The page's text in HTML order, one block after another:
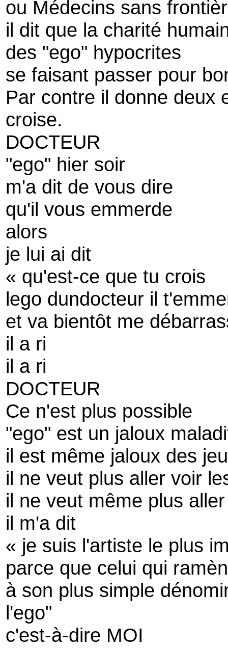
ou Médecins sans
il dit que la charité
des "ego" hypocrites
se faisant passer pour
Par contre il donne deux
croise.
DOCTEUR
"ego" hier soir
m'a dit de vous dire
qu'il vous emmerde
alors
je lui ai dit
« qu'est-ce que tu crois
lego dundocteur il
et va bientôt me
il a ri
il a ri
DOCTEUR
Ce n'est plus possible
"ego" est un jaloux
il est même jaloux des
il ne veut plus aller voir
il ne veut même plus
il m'a dit
« je suis l'artiste le plus
parce que celui qui
à son plus simple
l'ego"
c'est-à-dire MOI